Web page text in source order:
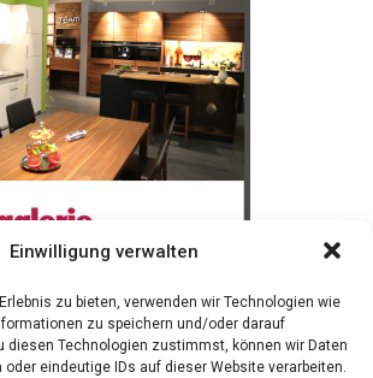
Einwilligung verwalten
zu bieten, verwenden wir Technologien wie
zu speichern und/oder darauf
diesen Technologien zustimmst, können wir Daten
eindeutige IDs auf dieser Website verarbeiten.